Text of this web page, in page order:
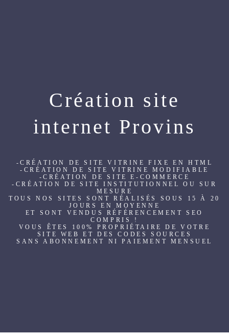
Création site
internet Provins
-CRÉATION DE SITE VITRINE FIXE EN HTML
-CRÉATION DE SITE VITRINE MODIFIABLE
-CRÉATION DE SITE E-COMMERCE
-CRÉATION DE SITE INSTITUTIONNEL OU SUR
MESURE
TOUS NOS SITES SONT RÉALISÉS SOUS 15 À 20
JOURS EN MOYENNE
ET SONT VENDUS RÉFÉRENCEMENT SEO
COMPRIS !
VOUS ÊTES 100% PROPRIÉTAIRE DE VOTRE
SITE WEB ET DES CODES SOURCES
SANS ABONNEMENT NI PAIEMENT MENSUEL